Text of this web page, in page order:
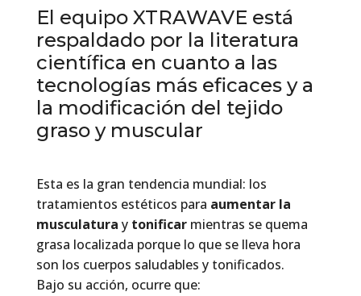
El equipo XTRAWAVE está
respaldado por la literatura
científica en cuanto a las
tecnologías más eficaces y a
la modificación del tejido
graso y muscular
Esta es la gran tendencia mundial: los
tratamientos estéticos para aumentar la
musculatura y tonificarmientras se quema
grasa localizada porque lo que se lleva hora
son los cuerpos saludables y tonificados.
Bajo su acción, ocurre que: